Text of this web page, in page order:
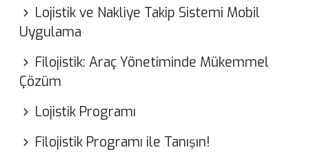
Lojistik ve Nakliye Takip Sistemi Mobil
Uygulama
Filojistik: Araç Yönetiminde Mükemmel
Çözüm
Lojistik Programı
Filojistik Programı ile Tanışın!